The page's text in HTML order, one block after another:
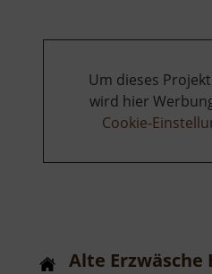
Um dieses
wird hier
Cookie-
Alte Erzwäsche